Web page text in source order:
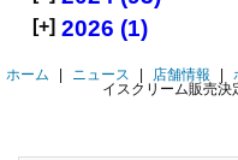
[+] 2026 (1)
ホーム | ニュース | 店舗情報 |
イスクリーム販売